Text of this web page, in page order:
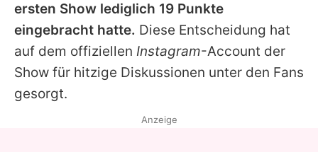
ersten Show lediglich 19 Punkte
eingebracht hatte. Diese Entscheidung hat
auf dem offiziellen Instagram-Account der
Show für hitzige Diskussionen unter den Fans
gesorgt.
Anzeige